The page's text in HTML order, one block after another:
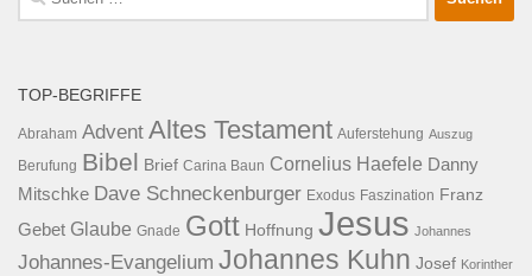
nach:
TOP-BEGRIFFE
Abraham Advent Altes Testament Auferstehung Auszug
Berufung Bibel Brief Carina Baun Cornelius Haefele Danny
Mitschke Dave Schneckenburger Exodus Faszination Franz
Gebet Glaube Gnade Gott Hoffnung Jesus Johannes
Johannes-Evangelium Johannes Kuhn Josef Korinther